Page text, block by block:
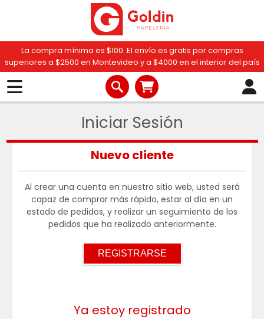
La compra mínima es $100. El envío es gratis por compras
superiores a $2500 en Montevideo y a $4000 en el interior del país
Iniciar Sesión
Nuevo cliente
Al crear una cuenta en nuestro sitio web, usted será
capaz de comprar más rápido, estar al día en un
estado de pedidos, y realizar un seguimiento de los
pedidos que ha realizado anteriormente.
Ya estoy registrado